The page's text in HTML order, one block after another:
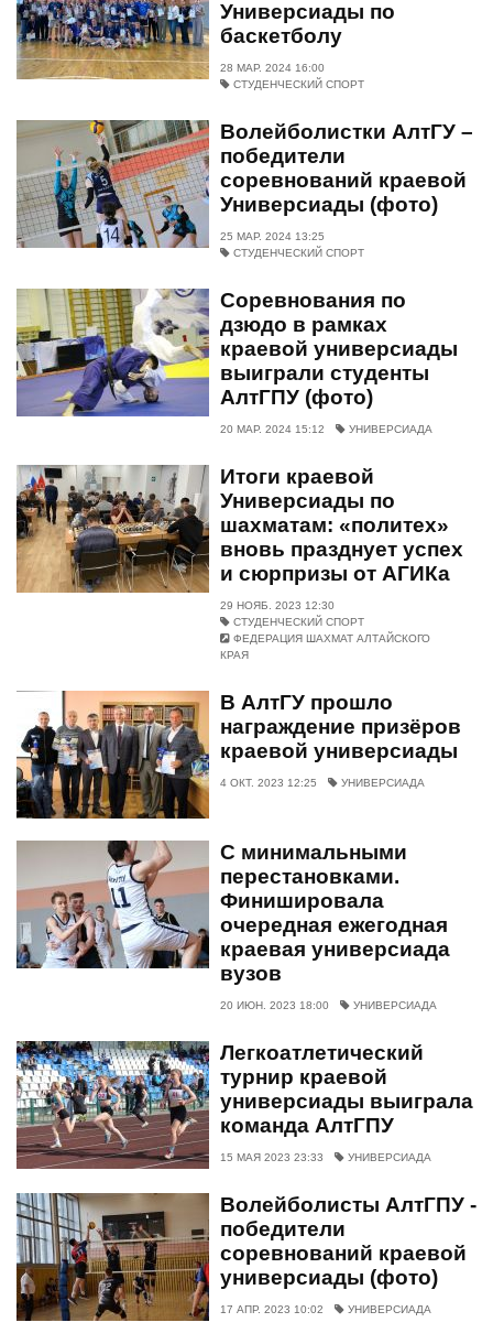
Универсиады по
баскетболу
28 МАР. 2024 16:00
СТУДЕНЧЕСКИЙ СПОРТ
Волейболистки АлтГУ –
победители
соревнований краевой
Универсиады (фото)
25 МАР. 2024 13:25
СТУДЕНЧЕСКИЙ СПОРТ
Соревнования по
дзюдо в рамках
краевой универсиады
выиграли студенты
АлтГПУ (фото)
20 МАР. 2024 15:12 УНИВЕРСИАДА
Итоги краевой
Универсиады по
шахматам: «политех»
вновь празднует успех
и сюрпризы от АГИКа
29 НОЯБ. 2023 12:30
СТУДЕНЧЕСКИЙ СПОРТ
ФЕДЕРАЦИЯ ШАХМАТ АЛТАЙСКОГО
КРАЯ
В АлтГУ прошло
награждение призёров
краевой универсиады
4 ОКТ. 2023 12:25 УНИВЕРСИАДА
С минимальными
перестановками.
Финишировала
очередная ежегодная
краевая универсиада
вузов
20 ИЮН. 2023 18:00 УНИВЕРСИАДА
Легкоатлетический
турнир краевой
универсиады выиграла
команда АлтГПУ
15 МАЯ 2023 23:33 УНИВЕРСИАДА
Волейболисты АлтГПУ -
победители
соревнований краевой
универсиады (фото)
17 АПР. 2023 10:02 УНИВЕРСИАДА